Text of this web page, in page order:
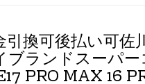
換可後払い可佐
ブランドスーパ
PRO MAX 16